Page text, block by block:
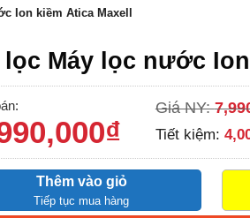
Ion kiềm Atica Maxell
Máy lọc nước
₫
Giá NY:
Tiết kiệm:
Thêm vào giỏ
Tiếp tục mua hàng